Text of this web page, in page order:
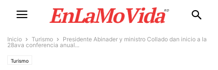
Inicio Turismo
Presidente Abinader y ministro Collado dan inicio a la
28ava conferencia anual...
Turismo